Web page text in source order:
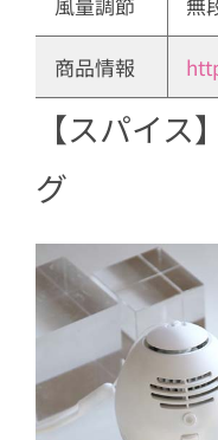
商品情報
【スパイ
グ